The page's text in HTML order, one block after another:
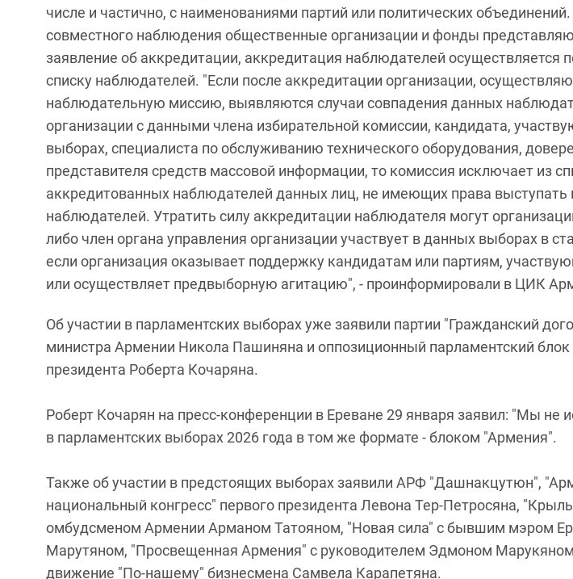
числе и частично, с наименованиями партий или политических объединений.
совместного наблюдения общественные организации и фонды
заявление об аккредитации, аккредитация наблюдателей осуществляется
списку наблюдателей. "Если после аккредитации организации,
наблюдательную миссию, выявляются случаи совпадения данных
организации с данными члена избирательной комиссии, кандидата,
выборах, специалиста по обслуживанию технического оборудования,
представителя средств массовой информации, то комиссия исключает из
аккредитованных наблюдателей данных лиц, не имеющих права выступать
наблюдателей. Утратить силу аккредитации наблюдателя могут
либо член органа управления организации участвует в данных выборах в
если организация оказывает поддержку кандидатам или партиям,
или осуществляет предвыборную агитацию", - проинформировали в ЦИК
Об участии в парламентских выборах уже заявили партии "Гражданский
министра Армении Никола Пашиняна и оппозиционный парламентский блок
президента Роберта Кочаряна.
Роберт Кочарян на пресс-конференции в Ереване 29 января заявил: "Мы не
в парламентских выборах 2026 года в том же формате - блоком "Армения".
Также об участии в предстоящих выборах заявили АРФ "Дашнакцутюн",
национальный конгресс" первого президента Левона Тер-Петросяна,
омбудсменом Армении Арманом Татояном, "Новая сила" с бывшим мэром
Марутяном, "Просвещенная Армения" с руководителем Эдмоном Марукяном
движение "По-нашему" бизнесмена Самвела Карапетяна.